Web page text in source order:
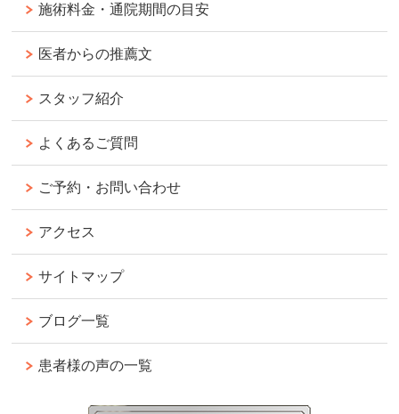
施術料金・通院期間の目安
医者からの推薦文
スタッフ紹介
よくあるご質問
ご予約・お問い合わせ
アクセス
サイトマップ
ブログ一覧
患者様の声の一覧